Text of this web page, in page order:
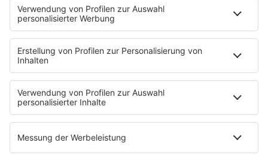
Brave & One
NotAufnahme
"Bewerbung und Karriere"
Aber bitte mit Schlager
Erdbeerkäse
Fitness mit M.A.R.K
Glück in Worten
Todesursache
Niemand muss ein Promi sein